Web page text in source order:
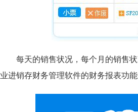
每天的销售状况，每个月的销售
业进销存财务管理软件的财务报表功